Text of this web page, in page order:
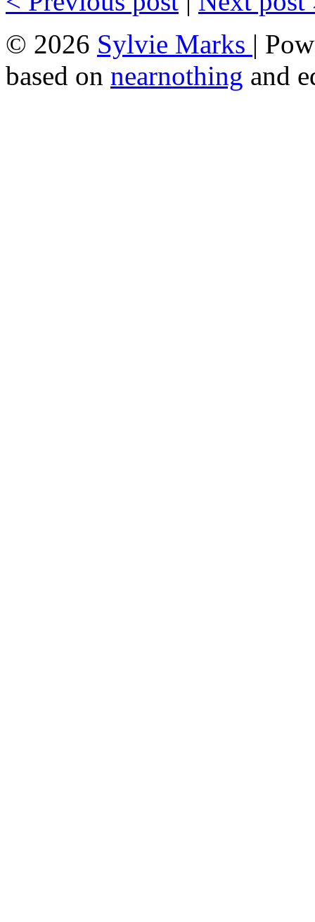
© 2026 Sylvie Marks |
based on nearnothing and